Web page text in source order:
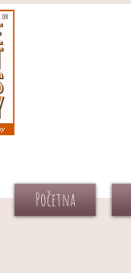
Početna